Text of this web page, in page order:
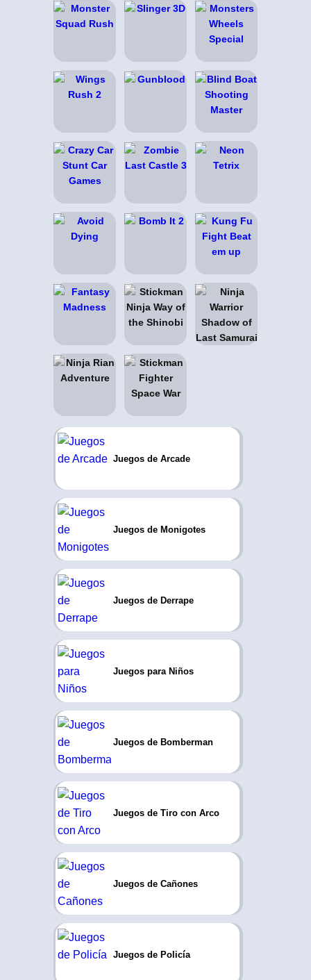
Juegos de Arcade
Juegos de Monigotes
Juegos de Derrape
Juegos para Niños
Juegos de Bomberman
Juegos de Tiro con Arco
Juegos de Cañones
Juegos de Policía